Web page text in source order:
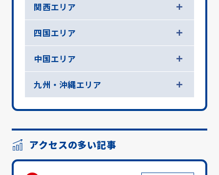
関西エリア
四国エリア
中国エリア
九州・沖縄エリア
アクセスの多い記事